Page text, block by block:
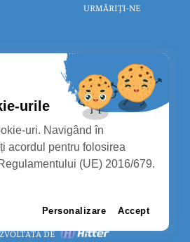
DATELOR PERSONALE
MASS-MEDIA
DE
JUDEȚEAN SATU MARE
URMĂRIȚI-NE
urile
uri. Navigând în
acordul pentru folosirea
(UE) 2016/679.
Personalizare Accept